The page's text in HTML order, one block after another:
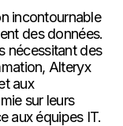
incontournable
des données.
nécessitant des
Alteryx
aux
sur leurs
aux équipes IT.